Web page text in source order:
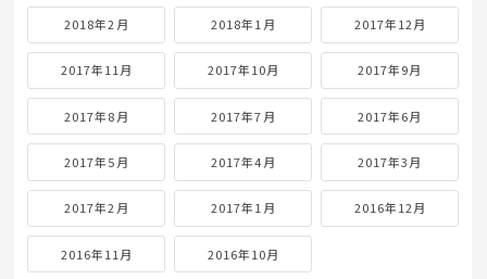
2018年2月 2018年1月 2017年12月
2017年11月 2017年10月 2017年9月
2017年8月 2017年7月 2017年6月
2017年5月 2017年4月 2017年3月
2017年2月 2017年1月 2016年12月
2016年11月 2016年10月